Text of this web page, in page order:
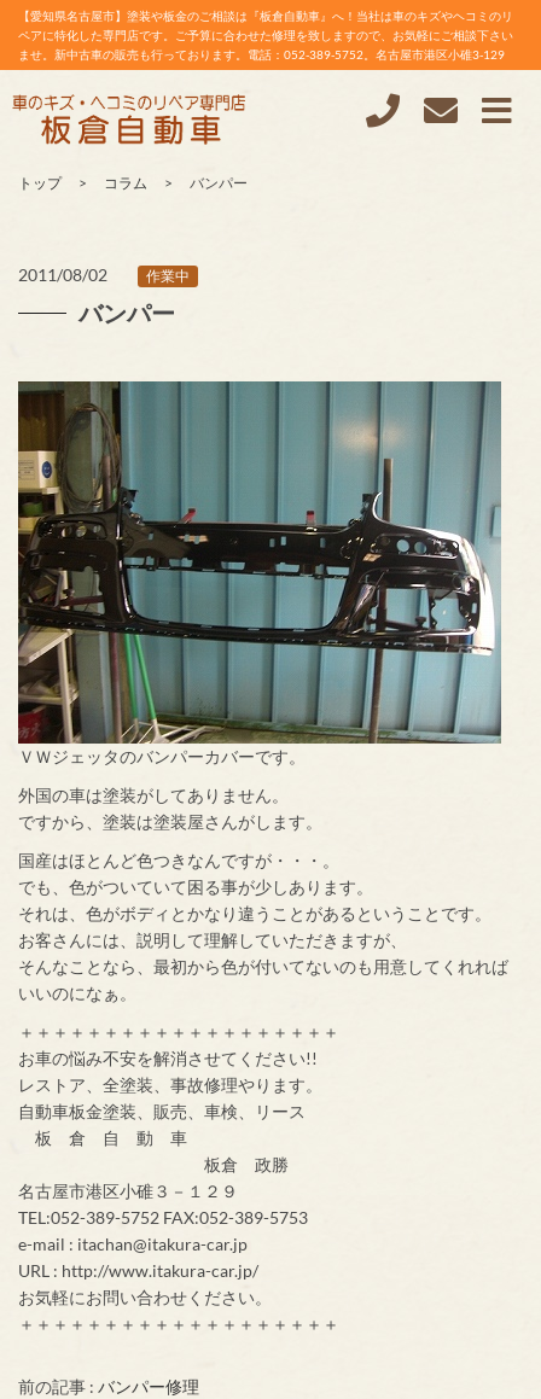
【愛知県名古屋市】塗装や板金のご相談は『板倉自動車』へ！当社は車のキズやヘコミのリ
ペアに特化した専門店です。ご予算に合わせた修理を致しますので、お気軽にご相談下さい
ませ。新中古車の販売も行っております。電話：052-389-5752。名古屋市港区小碓3-129
トップ コラム バンパー
2011/08/02 作業中
バンパー
ＶＷジェッタのバンパーカバーです。
外国の車は塗装がしてありません。
ですから、塗装は塗装屋さんがします。
国産はほとんど色つきなんですが・・・。
でも、色がついていて困る事が少しあります。
それは、色がボディとかなり違うことがあるということです。
お客さんには、説明して理解していただきますが、
そんなことなら、最初から色が付いてないのも用意してくれれば
いいのになぁ。
＋＋＋＋＋＋＋＋＋＋＋＋＋＋＋＋＋＋＋
お車の悩み不安を解消させてください!!
レストア、全塗装、事故修理やります。
自動車板金塗装、販売、車検、リース
板 倉 自 動 車
板倉 政勝
名古屋市港区小碓３－１２９
TEL:052-389-5752 FAX:052-389-5753
e-mail : itachan@itakura-car.jp
URL : http://www.itakura-car.jp/
お気軽にお問い合わせください。
＋＋＋＋＋＋＋＋＋＋＋＋＋＋＋＋＋＋＋
前の記事 : バンパー修理